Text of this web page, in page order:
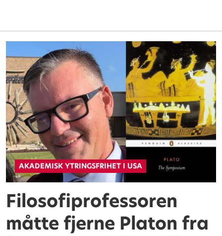
AKADEMISK YTRINGSFRIHET I USA
Filosofiprofessoren
måtte fjerne Platon fra